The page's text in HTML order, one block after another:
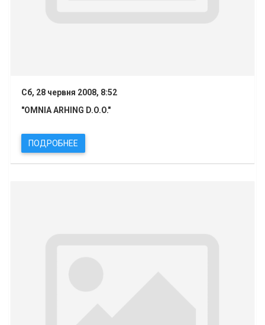
Сб, 28 червня 2008, 8:52
"OMNIA ARHING D.O.O."
ПОДРОБНЕЕ